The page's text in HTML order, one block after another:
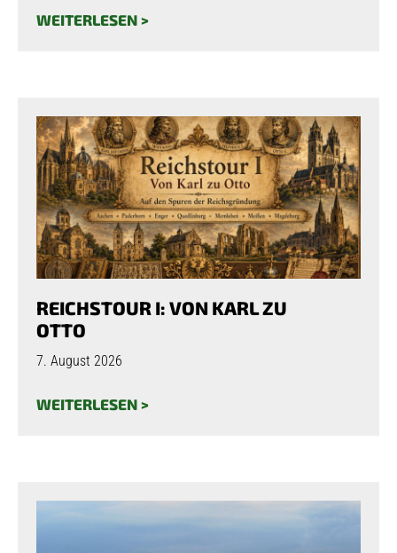
WEITERLESEN >
REICHSTOUR I: VON KARL ZU
OTTO
7. August 2026
WEITERLESEN >